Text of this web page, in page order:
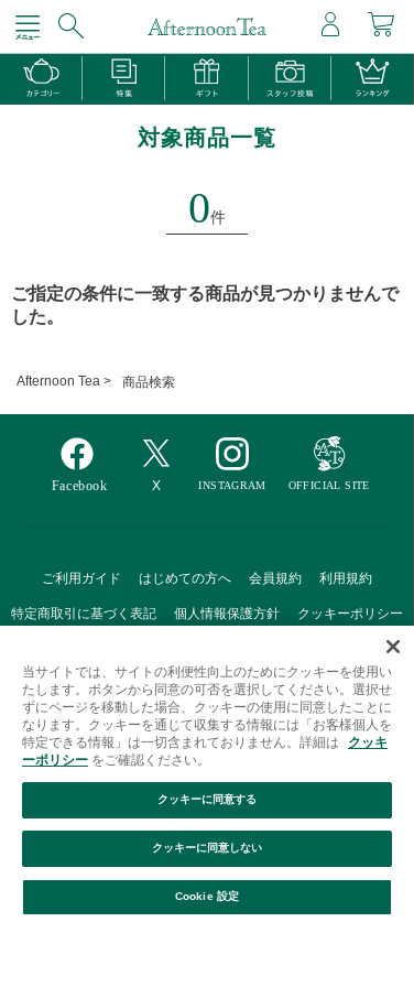
対象商品一覧
0件
絞り込み 並び替え
ご指定の条件に一致する商品が見つかりませんで
した。
Afternoon Tea > 商品検索
ご利用ガイド はじめての方へ 会員規約 利用規約
特定商取引に基づく表記 個人情報保護方針 クッキーポリシー
Afternoon Tea(アフタヌーンティー)公式オンラインストアで
は、
キッチン・ダイニングなどの生活雑貨、紅茶・焼き菓子など、
毎日新商品をご用意しています。
当サイトでは、サイトの利便性向上のためにクッキーを使用い
たします。ボタンから同意の可否を選択してください。選択せ
ずにページを移動した場合、クッキーの使用に同意したことに
なります。クッキーを通じて収集する情報には「お客様個人を
特定できる情報」は一切含まれておりません。詳細は
クッキ
ーポリシー をご確認ください。
Cookie 設定
クッキーに同意しない
クッキーに同意する